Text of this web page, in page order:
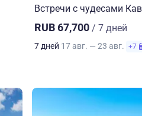
Встречи с чудесами
RUB 67,700 / 7 дней
7 дней 17 авг. — 23 авг. +7